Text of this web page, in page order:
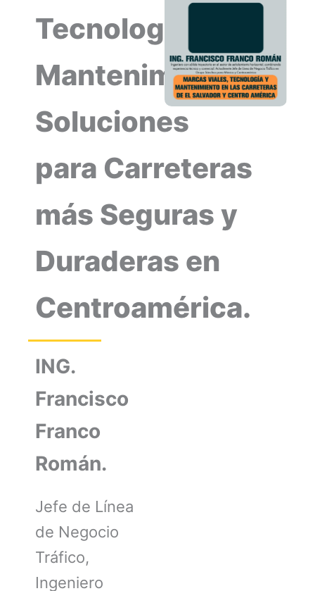
Tecnología y
Mantenimiento:
Soluciones
para Carreteras
más Seguras y
Duraderas en
Centroamérica.
ING.
Francisco
Franco
Román.
Jefe de Línea
de Negocio
Tráfico,
Ingeniero